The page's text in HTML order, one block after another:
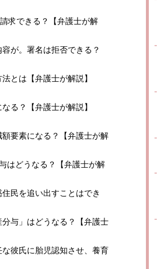
求できる？【弁護士が解
が。署名は拒否できる？
とは【弁護士が解説】
る？【弁護士が解説】
要素になる？【弁護士が解
はどうなる？【弁護士が解
民を追い出すことはでき
与」はどうなる？【弁護士
彼氏に胎児認知させ、養育